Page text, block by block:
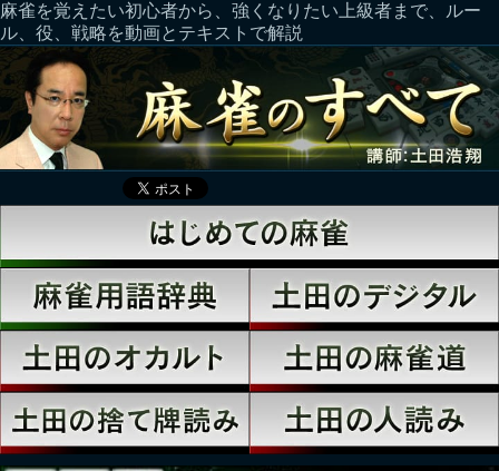
麻雀を覚えたい初心者から、強くなりたい上級者まで、ルー
ル、役、戦略を動画とテキストで解説